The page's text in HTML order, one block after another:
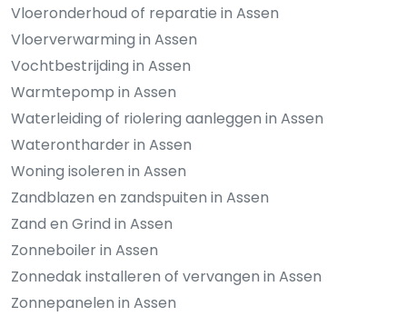
Vloeronderhoud of reparatie in Assen
Vloerverwarming in Assen
Vochtbestrijding in Assen
Warmtepomp in Assen
Waterleiding of riolering aanleggen in Assen
Waterontharder in Assen
Woning isoleren in Assen
Zandblazen en zandspuiten in Assen
Zand en Grind in Assen
Zonneboiler in Assen
Zonnedak installeren of vervangen in Assen
Zonnepanelen in Assen